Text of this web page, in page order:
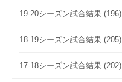
19-20シーズン試合結果 (196)
18-19シーズン試合結果 (205)
17-18シーズン試合結果 (202)